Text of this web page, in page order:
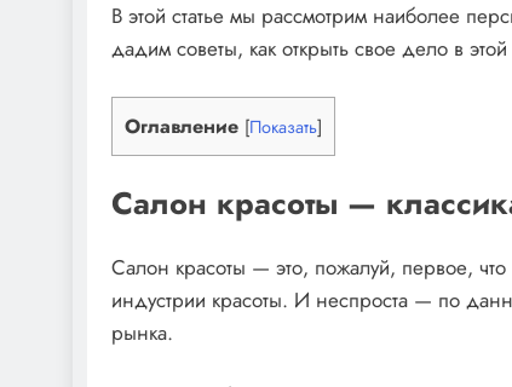
В этой статье мы рассмотрим наиболее
дадим советы, как открыть свое дело в
Оглавление [Показать]
Салон красоты —
Салон красоты — это, пожалуй, первое, что
индустрии красоты. И неспроста — по
рынка.